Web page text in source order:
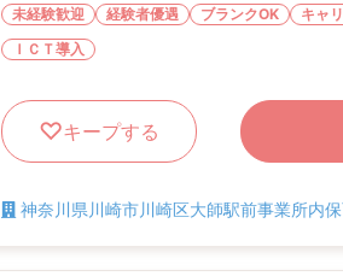
未経験歓迎 経験者優遇 ブランクOK キャ
ＩＣＴ導入
キープする
神奈川県川崎市川崎区大師駅前事業所内